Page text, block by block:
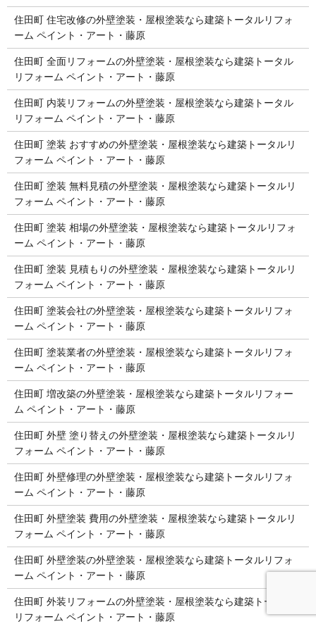
住田町 住宅改修の外壁塗装・屋根塗装なら建築トータルリフォ
ーム ペイント・アート・藤原
住田町 全面リフォームの外壁塗装・屋根塗装なら建築トータル
リフォーム ペイント・アート・藤原
住田町 内装リフォームの外壁塗装・屋根塗装なら建築トータル
リフォーム ペイント・アート・藤原
住田町 塗装 おすすめの外壁塗装・屋根塗装なら建築トータルリ
フォーム ペイント・アート・藤原
住田町 塗装 無料見積の外壁塗装・屋根塗装なら建築トータルリ
フォーム ペイント・アート・藤原
住田町 塗装 相場の外壁塗装・屋根塗装なら建築トータルリフォ
ーム ペイント・アート・藤原
住田町 塗装 見積もりの外壁塗装・屋根塗装なら建築トータルリ
フォーム ペイント・アート・藤原
住田町 塗装会社の外壁塗装・屋根塗装なら建築トータルリフォ
ーム ペイント・アート・藤原
住田町 塗装業者の外壁塗装・屋根塗装なら建築トータルリフォ
ーム ペイント・アート・藤原
住田町 増改築の外壁塗装・屋根塗装なら建築トータルリフォー
ム ペイント・アート・藤原
住田町 外壁 塗り替えの外壁塗装・屋根塗装なら建築トータルリ
フォーム ペイント・アート・藤原
住田町 外壁修理の外壁塗装・屋根塗装なら建築トータルリフォ
ーム ペイント・アート・藤原
住田町 外壁塗装 費用の外壁塗装・屋根塗装なら建築トータルリ
フォーム ペイント・アート・藤原
住田町 外壁塗装の外壁塗装・屋根塗装なら建築トータルリフォ
ーム ペイント・アート・藤原
住田町 外装リフォームの外壁塗装・屋根塗装なら建築トータル
リフォーム ペイント・アート・藤原